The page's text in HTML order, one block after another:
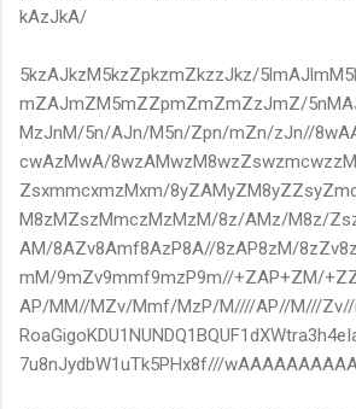
kAzJkA/
5kzAJkzM5kzZpkzmZkzzJkz/
mZAJmZM5mZZpmZmZmZzJmZ/
MzJnM/5n/AJn/M5n/Zpn/mZn/zJn//
cwAzMwA/
ZsxmmcxmzMxm/
M8zMZszMmczMzMzM/8z/AMz/M8z/
AM/8AZv8Amf8AzP8A//8zAP8zM/
mM/9mZv9mmf9mzP9m//+ZAP+ZM/
AP/MM//MZv/Mmf/MzP/M////AP//M///
7u8nJydbW1uTk5PHx8f///